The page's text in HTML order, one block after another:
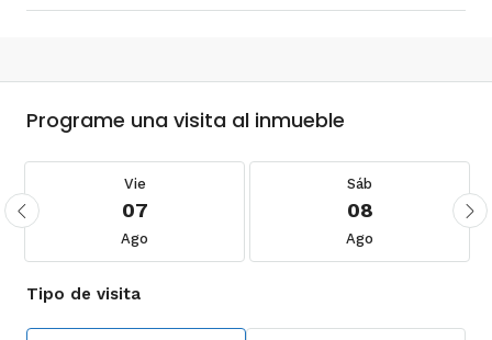
Programe una visita al inmueble
Vie
07
Ago
Sáb
08
Ago
Tipo de visita